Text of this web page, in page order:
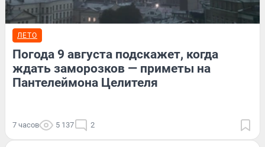
ЛЕТО
Погода 9 августа подскажет, когда
ждать заморозков — приметы на
Пантелеймона Целителя
7 часов 5 137 2